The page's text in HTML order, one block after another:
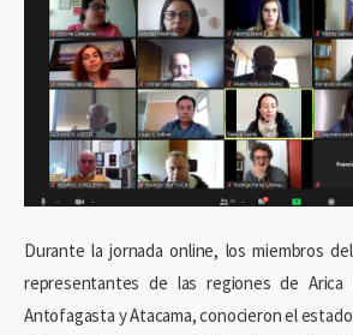
Durante la jornada online, los miembros
representantes de las regiones de Arica
Antofagasta y Atacama, conocieron el